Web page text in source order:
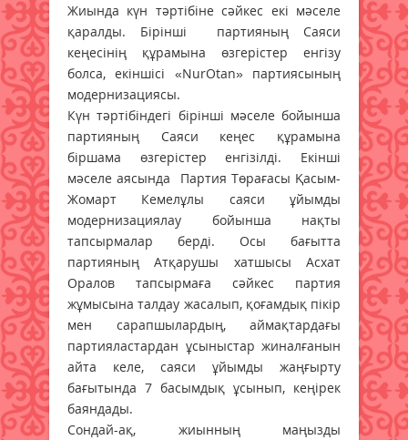
Жиында күн тәртібіне сәйкес екі мәселе
қаралды. Бірінші партияның Саяси
кеңесінің құрамына өзгерістер енгізу
болса, екіншісі «NurOtan» партиясының
модернизациясы.
Күн тәртібіндегі бірінші мәселе бойынша
партияның Саяси кеңес құрамына
біршама өзгерістер енгізілді. Екінші
мәселе аясында Партия Төрағасы Қасым-
Жомарт Кемелұлы саяси ұйымды
модернизациялау бойынша нақты
тапсырмалар берді. Осы бағытта
партияның Атқарушы хатшысы Асхат
Оралов тапсырмаға сәйкес партия
жұмысына талдау жасалып, қоғамдық пікір
мен сарапшылардың, аймақтардағы
партияластардан ұсыныстар жиналғанын
айта келе, саяси ұйымды жаңғырту
бағытында 7 басымдық ұсынып, кеңірек
баяндады.
Сондай-ақ, жиынның маңызды